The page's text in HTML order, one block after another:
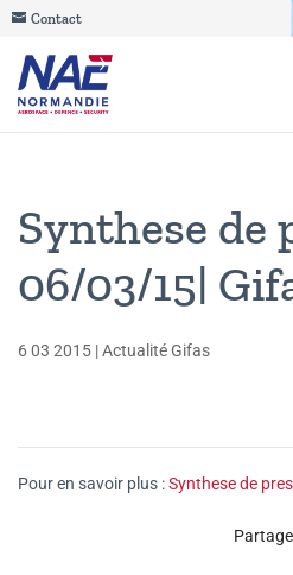
Contact
Synthese de
06/03/15|
6 03 2015 |Actualité Gifas
Pour en savoir plus :Synthese de